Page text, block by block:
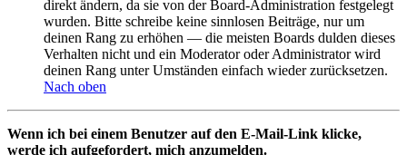
direkt ändern, da sie von der Board-Administration festgelegt
wurden. Bitte schreibe keine sinnlosen Beiträge, nur um
deinen Rang zu erhöhen — die meisten Boards dulden dieses
Verhalten nicht und ein Moderator oder Administrator wird
deinen Rang unter Umständen einfach wieder zurücksetzen.
Nach oben
Wenn ich bei einem Benutzer auf den E-Mail-Link klicke,
werde ich aufgefordert, mich anzumelden.